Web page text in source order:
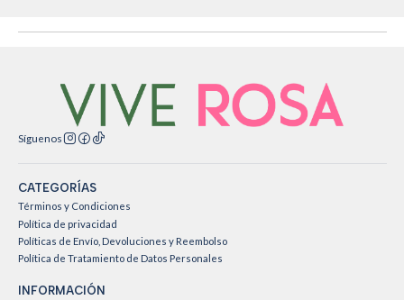
Síguenos
CATEGORÍAS
Términos y Condiciones
Política de privacidad
Políticas de Envío, Devoluciones y Reembolso
Política de Tratamiento de Datos Personales
INFORMACIÓN